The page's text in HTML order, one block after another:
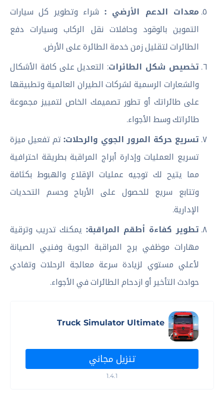
معدات الدعم الأرضي : شراء وتطوير كل سيارات
التموين بالوقود وحافلات نقل الركاب وسيارات دفع
الطائرات لتقليل زمن خدمة الطائرة على الأرض.
تخصيص شكل الطائرات: التعديل على كافة الأشكال
والشعارات الرسمية لشركات الطيران العالمية وتطبيقها
على طائراتك أو تطور تصميمك الخاص لتمييز مجموعة
طائراتك وسط الأجواء.
تسريع حركة المرور الجوي والرحلات: تم تفعيل ميزة
تسريع العمليات وإدارة أبراج المراقبة بطريقة احترافية
مما يتيح لك توجيه عمليات الإقلاع والهبوط بكثافة
وتتابع سريع للحصول على الأرباح وحسم التحديات
الإدارية.
تطوير كفاءة أطقم المراقبة: يمكنك تدريب وترقية
مهارات موظفي برج المراقبة الجوية وفنيي الصيانة
لأعلي مستوي لزيادة سرعة معالجة الرحلات وتفادي
حوادث التأخير أو ازدحام الطائرات في الأجواء.
Truck Simulator Ultimate
تنزيل مجاني
1.4.1